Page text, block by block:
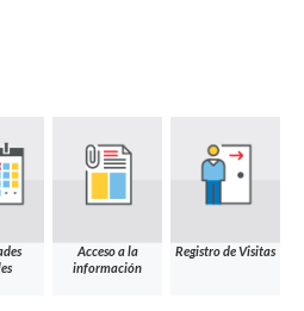
Acceso a la
información
Registro de Visitas